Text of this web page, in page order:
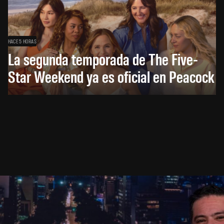
HACE 5 HORAS
La segunda temporada de The Five-
Star Weekend ya es oficial en Peacock